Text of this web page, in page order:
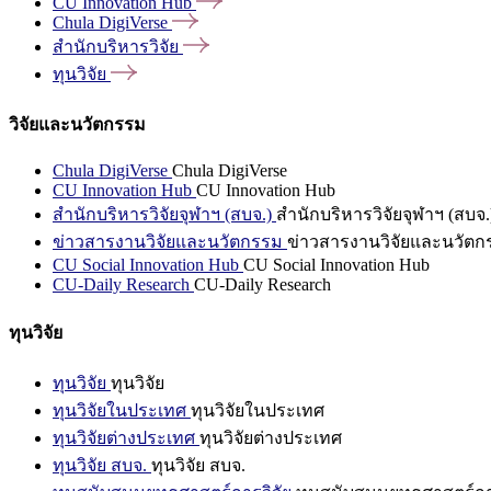
Chula DigiVerse
สำนักบริหารวิจัย
ทุนวิจัย
วิจัยและนวัตกรรม
Chula DigiVerse Chula DigiVerse
CU Innovation Hub CU Innovation Hub
สำนักบริหารวิจัยจุฬาฯ (สบจ.) สำนักบริหารวิจัยจุฬาฯ (สบจ
ข่าวสารงานวิจัยและนวัตกรรม ข่าวสารงานวิจัยและนวัตก
CU Social Innovation Hub CU Social Innovation Hub
CU-Daily Research CU-Daily Research
ทุนวิจัย
ทุนวิจัย ทุนวิจัย
ทุนวิจัยในประเทศ ทุนวิจัยในประเทศ
ทุนวิจัยต่างประเทศ ทุนวิจัยต่างประเทศ
ทุนวิจัย สบจ. ทุนวิจัย สบจ.